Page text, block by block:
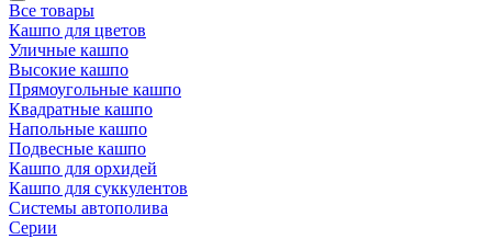
Все товары
Кашпо для цветов
Уличные кашпо
Высокие кашпо
Прямоугольные кашпо
Квадратные кашпо
Напольные кашпо
Подвесные кашпо
Кашпо для орхидей
Кашпо для суккулентов
Системы автополива
Серии